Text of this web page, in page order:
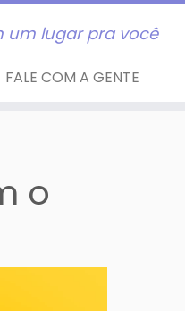
um lugar pra você
FALE COM A GENTE
o